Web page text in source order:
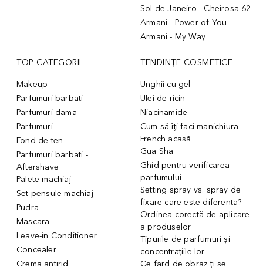
Sol de Janeiro - Cheirosa 62
Armani - Power of You
Armani - My Way
TOP CATEGORII
Makeup
Parfumuri barbati
Parfumuri dama
Parfumuri
Fond de ten
Parfumuri barbati -
Aftershave
Palete machiaj
Set pensule machiaj
Pudra
Mascara
Leave-in Conditioner
Concealer
Crema antirid
TENDINȚE COSMETICE
Unghii cu gel
Ulei de ricin
Niacinamide
Cum să îți faci manichiura
French acasă
Gua Sha
Ghid pentru verificarea
parfumului
Setting spray vs. spray de
fixare care este diferenta?
Ordinea corectă de aplicare
a produselor
Tipurile de parfumuri și
concentrațiile lor
Ce fard de obraz ți se